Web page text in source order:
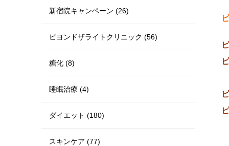
新宿院キャンペーン (26)
ビヨンドザライトクリニック (56)
糖化 (8)
睡眠治療 (4)
ダイエット (180)
スキンケア (77)